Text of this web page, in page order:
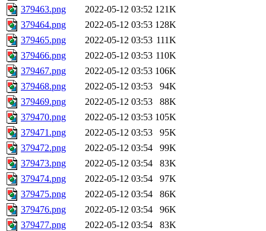
379463.png
2022-05-12 03:52 121K
379464.png
2022-05-12 03:53 128K
379465.png
2022-05-12 03:53 111K
379466.png
2022-05-12 03:53 110K
379467.png
2022-05-12 03:53 106K
379468.png
2022-05-12 03:53
94K
379469.png
2022-05-12 03:53
88K
379470.png
2022-05-12 03:53 105K
379471.png
2022-05-12 03:53
95K
379472.png
2022-05-12 03:54
99K
379473.png
2022-05-12 03:54
83K
379474.png
2022-05-12 03:54
97K
379475.png
2022-05-12 03:54
86K
379476.png
2022-05-12 03:54
96K
379477.png
2022-05-12 03:54
83K